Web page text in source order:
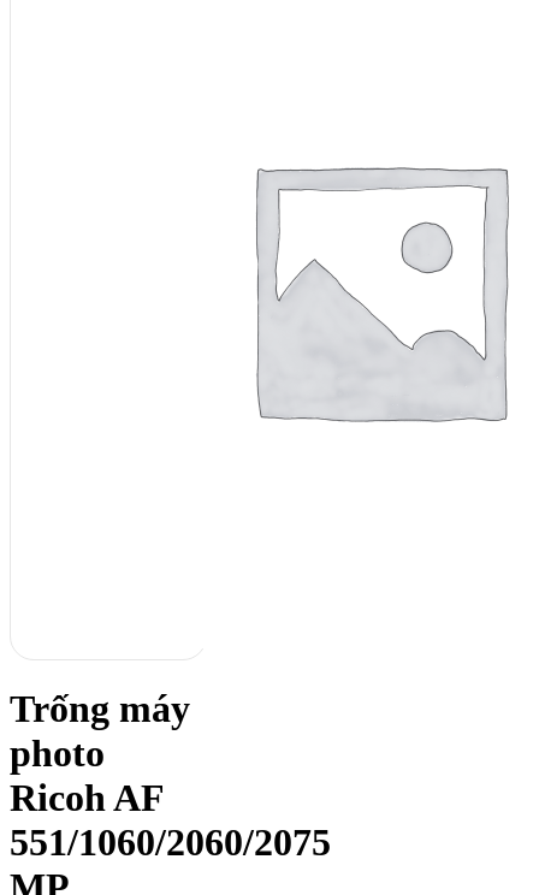
Trống máy
photo
Ricoh AF
551/1060/2060/2075
MP